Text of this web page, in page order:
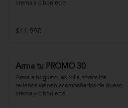
crema y ciboulette
$11.990
Arma tu PROMO 30
Arma a tu gusto los rolls, todos los
rellenos vienen acompañados de queso
crema y ciboulette